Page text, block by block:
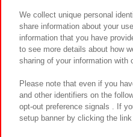
We collect unique personal
share information about your
information that you have
to see more details about how
sharing of your information with
Please note that even if you
and other identifiers on the
opt-out preference signals . If
setup banner by clicking the